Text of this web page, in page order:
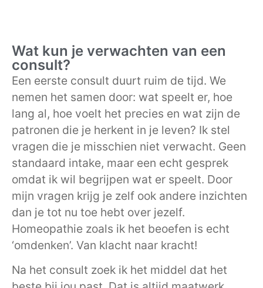
Wat kun je verwachten van een
consult?
Een eerste consult duurt ruim de tijd. We
nemen het samen door: wat speelt er, hoe
lang al, hoe voelt het precies en wat zijn de
patronen die je herkent in je leven? Ik stel
vragen die je misschien niet verwacht. Geen
standaard intake, maar een echt gesprek
omdat ik wil begrijpen wat er speelt. Door
mijn vragen krijg je zelf ook andere inzichten
dan je tot nu toe hebt over jezelf.
Homeopathie zoals ik het beoefen is echt
‘omdenken’. Van klacht naar kracht!
Na het consult zoek ik het middel dat het